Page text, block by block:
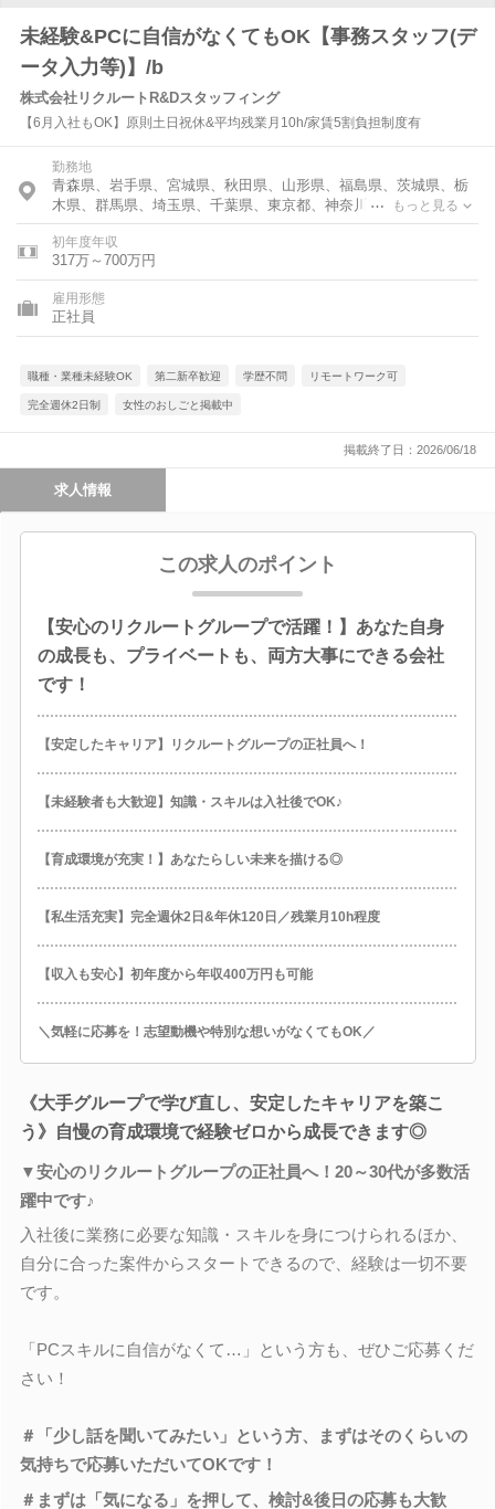
未経験&PCに自信がなくてもOK【事務スタッフ(デ
ータ入力等)】/b
株式会社リクルートR&Dスタッフィング
【6月入社もOK】原則土日祝休&平均残業月10h/家賃5割負担制度有
勤務地
青森県、岩手県、宮城県、秋田県、山形県、福島県、茨城県、栃
木県、群馬県、埼玉県、千葉県、東京都、神奈川県、福井県、山
梨県、長野県、岐阜県、静岡県、愛知県、三重県、滋賀県、京都
府、大阪府、兵庫県、奈良県、岡山県、広島県、山口県、香川
県、福岡県、佐賀県、長崎県、熊本県、大分県、宮崎県、鹿児島
県
もっと見る
初年度年収
317万～700万円
雇用形態
正社員
職種・業種未経験OK 第二新卒歓迎 学歴不問 リモートワーク可
完全週休2日制 女性のおしごと掲載中
掲載終了日：2026/06/18
求人情報
この求人のポイント
【安心のリクルートグループで活躍！】あなた自身
の成長も、プライベートも、両方大事にできる会社
です！
【安定したキャリア】リクルートグループの正社員へ！
【未経験者も大歓迎】知識・スキルは入社後でOK♪
【育成環境が充実！】あなたらしい未来を描ける◎
【私生活充実】完全週休2日&年休120日／残業月10h程度
【収入も安心】初年度から年収400万円も可能
＼気軽に応募を！志望動機や特別な想いがなくてもOK／
《大手グループで学び直し、安定したキャリアを築こ
う》自慢の育成環境で経験ゼロから成長できます◎
▼安心のリクルートグループの正社員へ！20～30代が多数活
躍中です♪
入社後に業務に必要な知識・スキルを身につけられるほか、
自分に合った案件からスタートできるので、経験は一切不要
です。
「PCスキルに自信がなくて…」という方も、ぜひご応募くだ
さい！
＃「少し話を聞いてみたい」という方、まずはそのくらいの
気持ちで応募いただいてOKです！
＃まずは「気になる」を押して、検討&後日の応募も大歓